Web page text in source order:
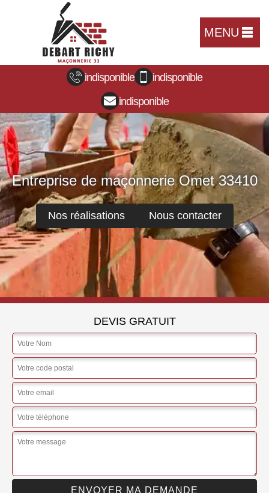
MENU
indisponible
indisponible
indisponible
Entreprise de maçonnerie Omet 33410
Nos réalisations Nous contacter
DEVIS GRATUIT